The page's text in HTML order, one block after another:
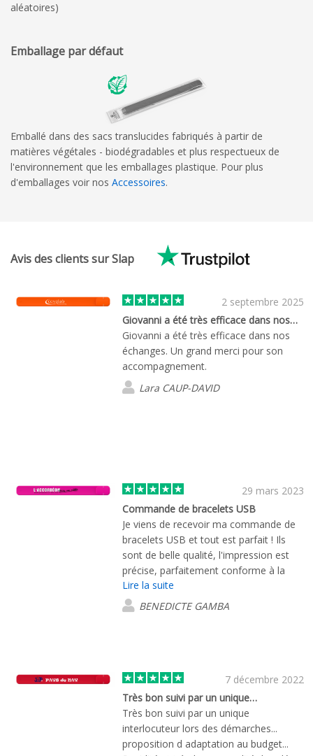
aléatoires)
Emballage par défaut
Emballé dans des sacs translucides fabriqués à partir de
matières végétales - biodégradables et plus respectueux de
l'environnement que les emballages plastique. Pour plus
d'emballages voir nos Accessoires.
Avis des clients sur Slap
2 septembre 2025
Giovanni a été très efficace dans nos…
Giovanni a été très efficace dans nos
échanges. Un grand merci pour son
accompagnement.
Lara CAUP-DAVID
29 mars 2023
Commande de bracelets USB
Je viens de recevoir ma commande de
bracelets USB et tout est parfait ! Ils
sont de belle qualité, l'impression est
précise, parfaitement conforme à la
commande et en plus ils sont arrivés
très rapidement. Une mention spéciale
à Assia qui est très réactive et
Lire la suite
BENEDICTE GAMBA
7 décembre 2022
Très bon suivi par un unique…
Très bon suivi par un unique
interlocuteur lors des démarches...
proposition d adaptation au budget...